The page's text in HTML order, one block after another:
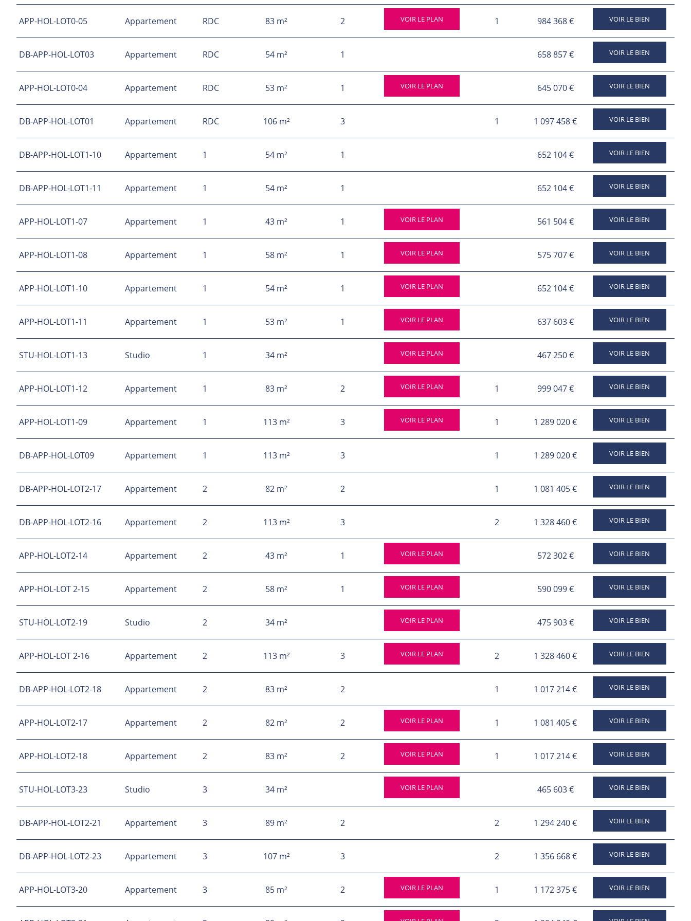
APP-HOL-LOT0-05 Appartement RDC 83 m² 2 VOIR LE PLAN 1 984 368 € VOIR LE BIEN
DB-APP-HOL-LOT03 Appartement RDC 54 m² 1 658 857 € VOIR LE BIEN
APP-HOL-LOT0-04 Appartement RDC 53 m² 1 VOIR LE PLAN 645 070 € VOIR LE BIEN
DB-APP-HOL-LOT01 Appartement RDC 106 m² 3 1 1 097 458 € VOIR LE BIEN
DB-APP-HOL-LOT1-10 Appartement 1 54 m² 1 652 104 € VOIR LE BIEN
DB-APP-HOL-LOT1-11 Appartement 1 54 m² 1 652 104 € VOIR LE BIEN
APP-HOL-LOT1-07 Appartement 1 43 m² 1 VOIR LE PLAN 561 504 € VOIR LE BIEN
APP-HOL-LOT1-08 Appartement 1 58 m² 1 VOIR LE PLAN 575 707 € VOIR LE BIEN
APP-HOL-LOT1-10 Appartement 1 54 m² 1 VOIR LE PLAN 652 104 € VOIR LE BIEN
APP-HOL-LOT1-11 Appartement 1 53 m² 1 VOIR LE PLAN 637 603 € VOIR LE BIEN
STU-HOL-LOT1-13 Studio 1 34 m² VOIR LE PLAN 467 250 € VOIR LE BIEN
APP-HOL-LOT1-12 Appartement 1 83 m² 2 VOIR LE PLAN 1 999 047 € VOIR LE BIEN
APP-HOL-LOT1-09 Appartement 1 113 m² 3 VOIR LE PLAN 1 1 289 020 € VOIR LE BIEN
DB-APP-HOL-LOT09 Appartement 1 113 m² 3 1 1 289 020 € VOIR LE BIEN
DB-APP-HOL-LOT2-17 Appartement 2 82 m² 2 1 1 081 405 € VOIR LE BIEN
DB-APP-HOL-LOT2-16 Appartement 2 113 m² 3 2 1 328 460 € VOIR LE BIEN
APP-HOL-LOT2-14 Appartement 2 43 m² 1 VOIR LE PLAN 572 302 € VOIR LE BIEN
APP-HOL-LOT 2-15 Appartement 2 58 m² 1 VOIR LE PLAN 590 099 € VOIR LE BIEN
STU-HOL-LOT2-19 Studio 2 34 m² VOIR LE PLAN 475 903 € VOIR LE BIEN
APP-HOL-LOT 2-16 Appartement 2 113 m² 3 VOIR LE PLAN 2 1 328 460 € VOIR LE BIEN
DB-APP-HOL-LOT2-18 Appartement 2 83 m² 2 1 1 017 214 € VOIR LE BIEN
APP-HOL-LOT2-17 Appartement 2 82 m² 2 VOIR LE PLAN 1 1 081 405 € VOIR LE BIEN
APP-HOL-LOT2-18 Appartement 2 83 m² 2 VOIR LE PLAN 1 1 017 214 € VOIR LE BIEN
STU-HOL-LOT3-23 Studio 3 34 m² VOIR LE PLAN 465 603 € VOIR LE BIEN
DB-APP-HOL-LOT2-21 Appartement 3 89 m² 2 2 1 294 240 € VOIR LE BIEN
DB-APP-HOL-LOT2-23 Appartement 3 107 m² 3 2 1 356 668 € VOIR LE BIEN
APP-HOL-LOT3-20 Appartement 3 85 m² 2 VOIR LE PLAN 1 1 172 375 € VOIR LE BIEN